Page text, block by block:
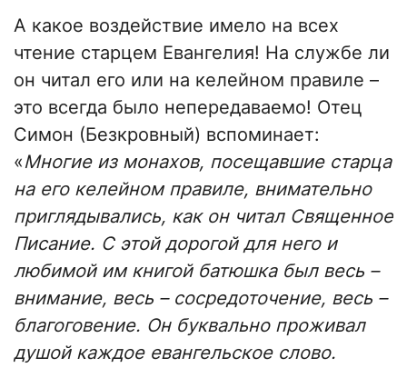
А какое воздействие имело на всех
чтение старцем Евангелия! На службе ли
он читал его или на келейном правиле –
это всегда было непередаваемо! Отец
Симон (Безкровный) вспоминает:
«Многие из монахов, посещавшие старца
на его келейном правиле, внимательно
приглядывались, как он читал Священное
Писание. С этой дорогой для него и
любимой им книгой батюшка был весь –
внимание, весь – сосредоточение, весь –
благоговение. Он буквально проживал
душой каждое евангельское слово.